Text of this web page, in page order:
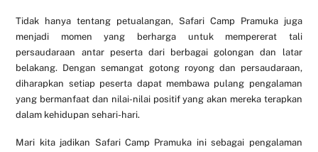
Tidak hanya tentang petualangan, Safari Camp Pramuka juga
menjadi momen yang berharga untuk mempererat tali
persaudaraan antar peserta dari berbagai golongan dan latar
belakang. Dengan semangat gotong royong dan persaudaraan,
diharapkan setiap peserta dapat membawa pulang pengalaman
yang bermanfaat dan nilai-nilai positif yang akan mereka terapkan
dalam kehidupan sehari-hari.
Mari kita jadikan Safari Camp Pramuka ini sebagai pengalaman